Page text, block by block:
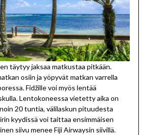
täytyy jaksaa matkustaa pitkään.
osiin ja yöpyvät matkan varrella
Fidžille voi myös lentää
Lentokoneessa vietetty aika on
20 tuntia, välilaskun pituudesta
kyydissä voi taittaa ensimmäisen
siivu menee Fiji Airwaysin siivillä.